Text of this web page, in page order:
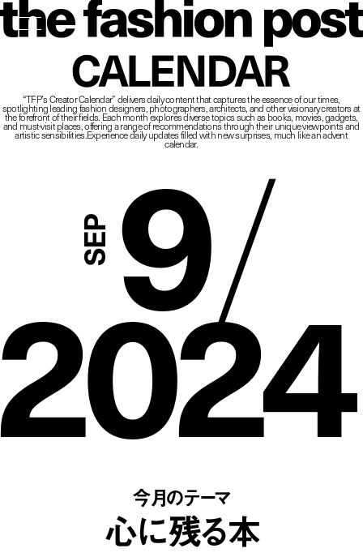
CALENDAR
“TFP’s Creator Calendar” delivers daily content that captures the essence of our times,
spotlighting leading fashion designers, photographers, architects, and other visionary creators at
the forefront of their fields.Each month explores diverse topics such as books, movies, gadgets,
and must-visit places,offering a range of recommendations through their unique viewpoints and
artistic sensibilities.Experience daily updates filled with new surprises, much like an advent
calendar.
9/
今月のテーマ
心に残る本